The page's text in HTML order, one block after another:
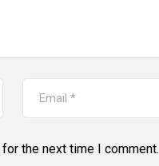
the next time I comment.